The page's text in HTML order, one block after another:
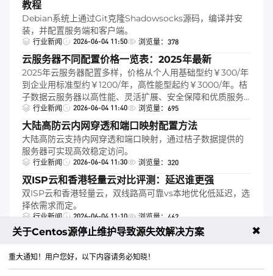
教程
Debian系统上通过Git克隆Shadowsocks源码，编译并安
装，并配置服务端和客户端。
行业新闻 2026-06-04 11:50 浏览量：378
云服务器不同配置价格一览表：2025年最新
2025年云服务器配置多样，价格从个人用基础型约￥300/年
到企业用标准型约￥1200/年，高性能型起约￥3000/年。桔
子数据云服务器以高性能、灵活扩展、安全保障和优质服务
著称，是用户首选。
行业新闻 2026-06-04 11:40 浏览量：695
大陆高防云内网穿透和端口映射配置方法
大陆高防云支持内网穿透和端口映射，通过桔子数据提供的
服务器可实现高效稳定访问。
行业新闻 2026-06-04 11:30 浏览量：320
双ISP云和香港轻量云对比评测：延迟谁更强
双ISP云和香港轻量云，双线路高可靠vs本地优化低延迟，选
择依需求而定。
行业新闻 2026-06-04 11:10 浏览量：462
关于Centos源停止维护导致源失效解决方案 ✖
重大通知！用户您好，以下内容请务必知晓！